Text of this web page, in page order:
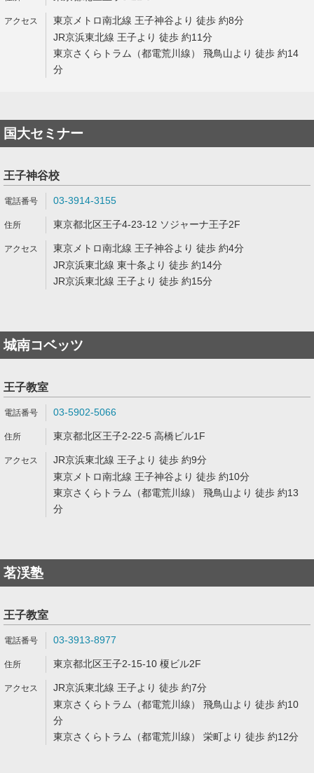
東京メトロ南北線 王子神谷より 徒歩 約8分
JR京浜東北線 王子より 徒歩 約11分
東京さくらトラム（都電荒川線） 飛鳥山より 徒歩 約14
分
国大セミナー
王子神谷校
03-3914-3155
東京都北区王子4-23-12 ソジャーナ王子2F
東京メトロ南北線 王子神谷より 徒歩 約4分
JR京浜東北線 東十条より 徒歩 約14分
JR京浜東北線 王子より 徒歩 約15分
城南コベッツ
王子教室
03-5902-5066
東京都北区王子2-22-5 高橋ビル1F
JR京浜東北線 王子より 徒歩 約9分
東京メトロ南北線 王子神谷より 徒歩 約10分
東京さくらトラム（都電荒川線） 飛鳥山より 徒歩 約13
分
茗渓塾
王子教室
03-3913-8977
東京都北区王子2-15-10 榎ビル2F
JR京浜東北線 王子より 徒歩 約7分
東京さくらトラム（都電荒川線） 飛鳥山より 徒歩 約10
分
東京さくらトラム（都電荒川線） 栄町より 徒歩 約12分